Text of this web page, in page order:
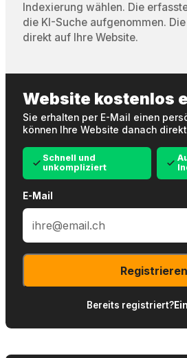
Indexierung wählen. Die
die KI-Suche aufgenommen.
direkt auf Ihre Website.
Website kostenlos
Sie erhalten per E-Mail einen
können Ihre Website danach
Schnell und
unkompliziert
E-Mail
Registrieren
Bereits registriert?